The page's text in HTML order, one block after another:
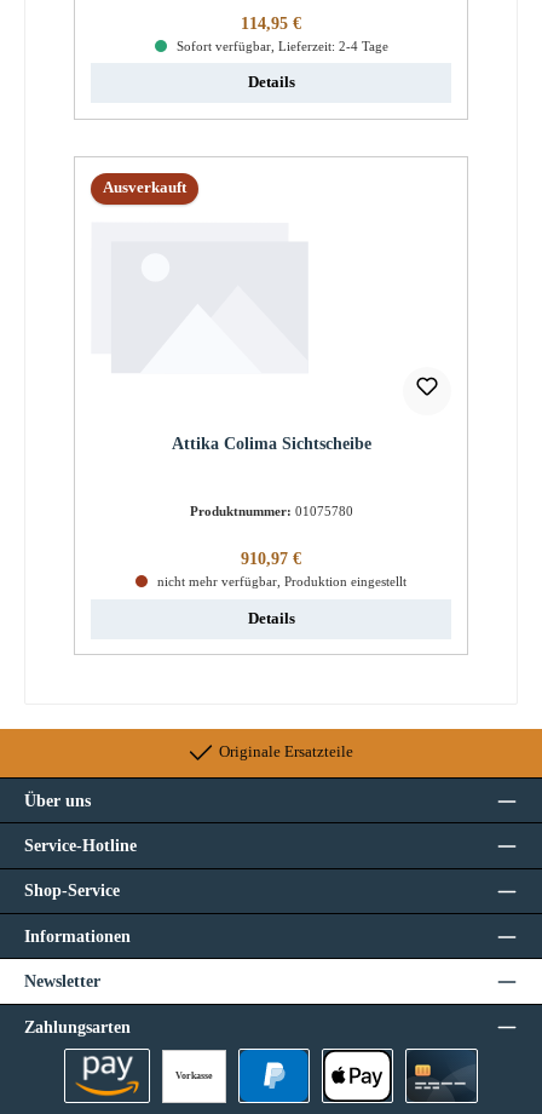
Regulärer Preis:
114,95 €
Sofort verfügbar, Lieferzeit: 2-4 Tage
Details
Ausverkauft
Attika Colima Sichtscheibe
Produktnummer: 01075780
Regulärer Preis:
910,97 €
nicht mehr verfügbar, Produktion eingestellt
Details
Originale Ersatzteile
Über uns
Service-Hotline
Shop-Service
Informationen
Newsletter
Zahlungsarten
Vorkasse